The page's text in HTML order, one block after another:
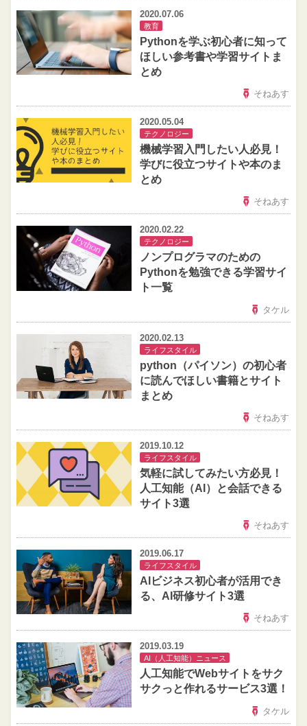
2020.07.06
教育
Pythonを学ぶ初心者に知って
ほしい参考書や学習サイトま
とめ
そねあす
2020.05.04
テクノロジー
機械学習入門したい人必見！
学びに役立つサイトや本のま
とめ
そねあす
2020.02.22
テクノロジー
ノンプログラマのための
Pythonを勉強できる学習サイ
ト一覧
タケル
2020.02.13
ライフスタイル
python（パイソン）の初心者
に読んでほしい書籍とサイト
まとめ
そねあす
2019.10.12
ライフスタイル
気軽に試してみたい方必見！
人工知能（AI）と会話できる
サイト3選
そねあす
2019.06.17
ライフスタイル
AIビジネス初心者が活用でき
る、AI研修サイト3選
そねあす
2019.03.19
AI（人工知能）ニュース
人工知能でWebサイトをサク
サクっと作れるサービス3選！
タケル